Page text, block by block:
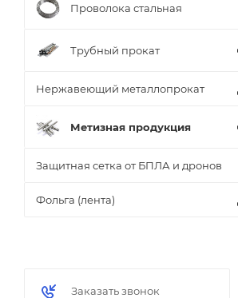
Проволока стальная
Трубный прокат
Нержавеющий металлопрокат
Метизная продукция
Защитная сетка от БПЛА и дронов
Фольга (лента)
Заказать звонок